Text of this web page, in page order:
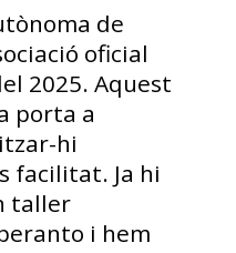
de
oficial
2025. Aquest
porta a
hi
facilitat. Ja hi
taller
i hem